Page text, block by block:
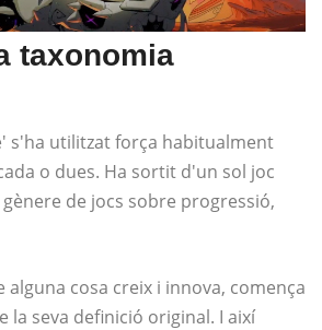
taxonomia
s'ha utilitzat força habitualment
o dues. Ha sortit d'un sol joc
de jocs sobre progressió,
alguna cosa creix i innova, comença
la seva definició original. I així